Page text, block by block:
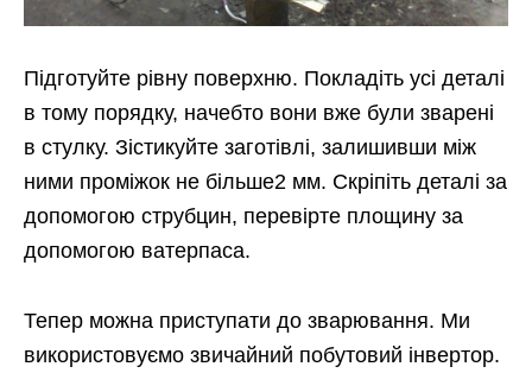
Підготуйте рівну поверхню. Покладіть усі деталі
в тому порядку, начебто вони вже були зварені
в стулку. Зістикуйте заготівлі, залишивши між
ними проміжок не більше2 мм. Скріпіть деталі за
допомогою струбцин, перевірте площину за
допомогою ватерпаса.
Тепер можна приступати до зварювання. Ми
використовуємо звичайний побутовий інвертор.